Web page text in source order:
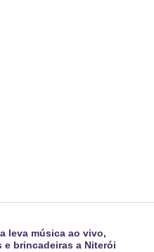
leva música ao vivo,
e brincadeiras a Niterói